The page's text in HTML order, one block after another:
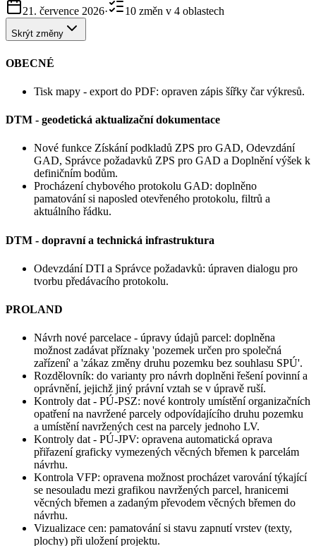
21. července 2026· 10 změn v 4 oblastech
Skrýt změny
OBECNÉ
Tisk mapy - export do PDF: opraven zápis šířky čar výkresů.
DTM - geodetická aktualizační dokumentace
Nové funkce Získání podkladů ZPS pro GAD, Odevzdání
GAD, Správce požadavků ZPS pro GAD a Doplnění výšek k
definičním bodům.
Procházení chybového protokolu GAD: doplněno
pamatování si naposled otevřeného protokolu, filtrů a
aktuálního řádku.
DTM - dopravní a technická infrastruktura
Odevzdání DTI a Správce požadavků: úpraven dialogu pro
tvorbu předávacího protokolu.
PROLAND
Návrh nové parcelace - úpravy údajů parcel: doplněna
možnost zadávat příznaky 'pozemek určen pro společná
zařízení' a 'zákaz změny druhu pozemku bez souhlasu SPÚ'.
Rozdělovník: do varianty pro návrh doplněni řešení povinní a
oprávnění, jejichž jiný právní vztah se v úpravě ruší.
Kontroly dat - PÚ-PSZ: nové kontroly umístění organizačních
opatření na navržené parcely odpovídajícího druhu pozemku
a umístění navržených cest na parcely jednoho LV.
Kontroly dat - PÚ-JPV: opravena automatická oprava
přiřazení graficky vymezených věcných břemen k parcelám
návrhu.
Kontrola VFP: opravena možnost procházet varování týkající
se nesouladu mezi grafikou navržených parcel, hranicemi
věcných břemen a zadaným převodem věcných břemen do
návrhu.
Vizualizace cen: pamatování si stavu zapnutí vrstev (texty,
plochy) při uložení projektu.